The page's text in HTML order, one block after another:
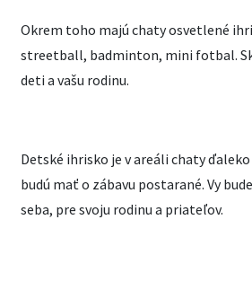
Okrem toho majú chaty osvetlené
streetball, badminton, mini fotbal.
deti a vašu rodinu.
Detské ihrisko je v areáli chaty ďaleko
budú mať o zábavu postarané. Vy
seba, pre svoju rodinu a priateľov.